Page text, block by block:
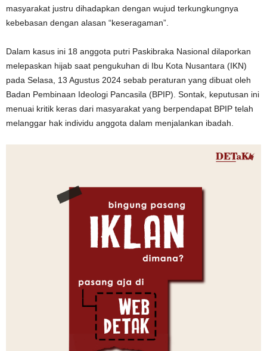
masyarakat justru dihadapkan dengan wujud terkungkungnya
kebebasan dengan alasan “keseragaman”.
Dalam kasus ini 18 anggota putri Paskibraka Nasional dilaporkan
melepaskan hijab saat pengukuhan di Ibu Kota Nusantara (IKN)
pada Selasa, 13 Agustus 2024 sebab peraturan yang dibuat oleh
Badan Pembinaan Ideologi Pancasila (BPIP). Sontak, keputusan ini
menuai kritik keras dari masyarakat yang berpendapat BPIP telah
melanggar hak individu anggota dalam menjalankan ibadah.